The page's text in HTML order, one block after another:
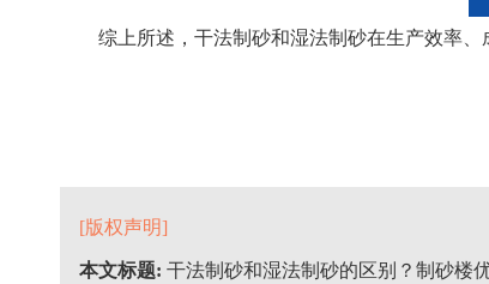
综上所述，干法制砂和湿法制砂在生产效率
[版权声明]
本文标题: 干法制砂和湿法制砂的区别？制砂楼